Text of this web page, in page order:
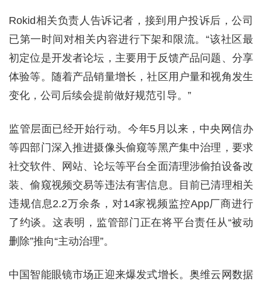
Rokid相关负责人告诉记者，接到用户投诉后，公司
已第一时间对相关内容进行下架和限流。“该社区最
初定位是开发者论坛，主要用于反馈产品问题、分享
体验等。随着产品销量增长，社区用户量和视角发生
变化，公司后续会提前做好规范引导。”
监管层面已经开始行动。今年5月以来，中央网信办
等四部门深入推进摄像头偷窥等黑产集中治理，要求
社交软件、网站、论坛等平台全面清理涉偷拍设备改
装、偷窥视频交易等违法有害信息。目前已清理相关
违规信息2.2万余条，对14家视频监控App厂商进行
了约谈。这表明，监管部门正在将平台责任从“被动
删除”推向“主动治理”。
中国智能眼镜市场正迎来爆发式增长。奥维云网数据